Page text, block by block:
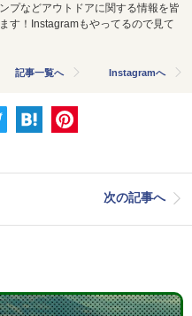
プなどアウトドアに関する情報を皆
す！Instagramもやってるので見て
記事一覧へ Instagramへ
次の記事へ